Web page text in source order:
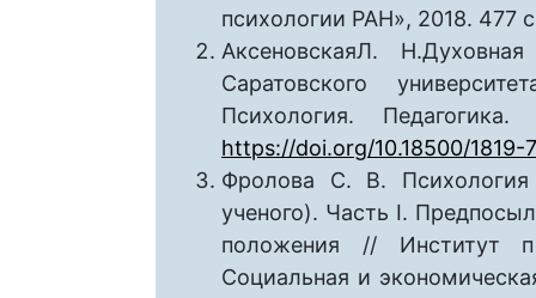
психологии РАН», 2018. 477
АксеновскаяЛ.
Саратовского
Психология.
https://doi.org/10.18500/
Фролова С. В.
ученого). Часть I.
положения // Институт
Социальная и